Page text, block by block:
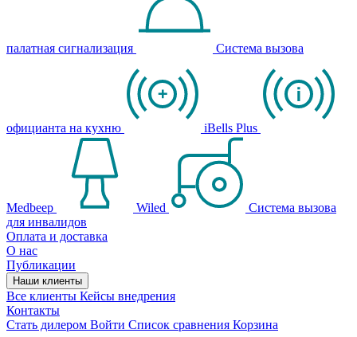
палатная сигнализация Система вызова
официанта на кухню iBells Plus
Medbeep Wiled
Система вызова
для инвалидов
Оплата и доставка
О нас
Публикации
Наши клиенты
Все клиенты Кейсы внедрения
Контакты
Стать дилером Войти Список сравнения Корзина